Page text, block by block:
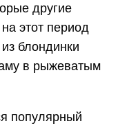
другие
этот период
блондинки
в рыжеватым
популярный